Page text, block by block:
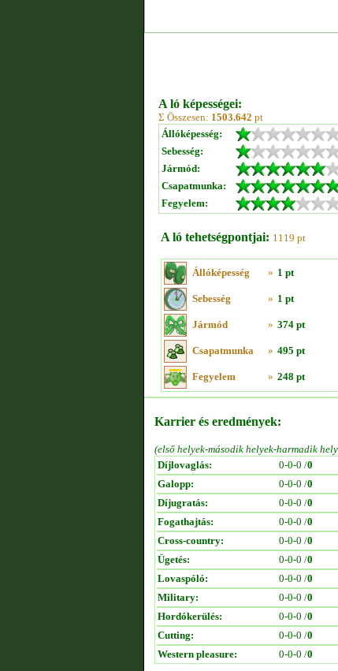
A ló képességei:
Σ Összesen: 1503.642 pt
Állóképesség:
Sebesség:
Jármód:
Csapatmunka:
Fegyelem:
A ló tehetségpontjai: 1119 pt
Állóképesség » 1 pt
Sebesség » 1 pt
Jármód » 374 pt
Csapatmunka » 495 pt
Fegyelem » 248 pt
Karrier és eredmények:
(első helyek-második helyek-harmadik
Díjlovaglás:
0-0-0 /0
Galopp:
0-0-0 /0
Díjugratás:
0-0-0 /0
Fogathajtás:
0-0-0 /0
Cross-country:
0-0-0 /0
Ügetés:
0-0-0 /0
Lovaspóló:
0-0-0 /0
Military:
0-0-0 /0
Hordókerülés:
0-0-0 /0
Cutting:
0-0-0 /0
Western pleasure:
0-0-0 /0